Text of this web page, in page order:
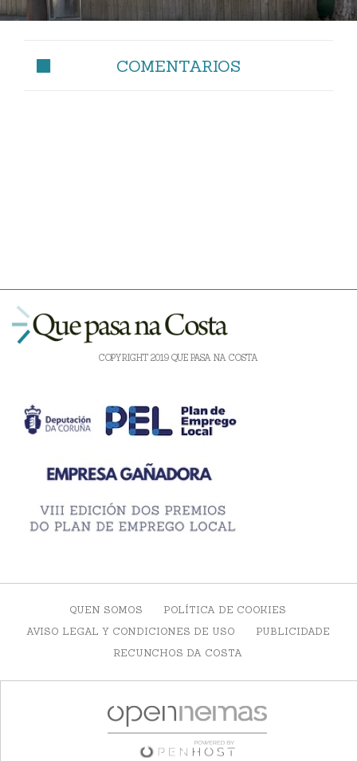
COMENTARIOS
COPYRIGHT 2019 QUE PASA NA COSTA
QUEN SOMOS
POLÍTICA DE COOKIES
AVISO LEGAL Y CONDICIONES DE USO
PUBLICIDADE
RECUNCHOS DA COSTA